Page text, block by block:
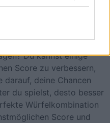
um einen Highscore.
der
Paaren, Drillingen, Full
deine eigenen
Du kannst einige
Score zu verbessern,
deine Chancen
du spielst, desto besser
Würfelkombination
Score und